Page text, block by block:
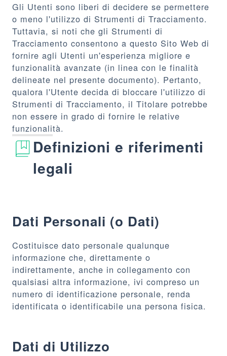
Gli Utenti sono liberi di decidere se permettere
o meno l'utilizzo di Strumenti di Tracciamento.
Tuttavia, si noti che gli Strumenti di
Tracciamento consentono a questo Sito Web di
fornire agli Utenti un'esperienza migliore e
funzionalità avanzate (in linea con le finalità
delineate nel presente documento). Pertanto,
qualora l'Utente decida di bloccare l'utilizzo di
Strumenti di Tracciamento, il Titolare potrebbe
non essere in grado di fornire le relative
funzionalità.
Definizioni e riferimenti
legali
Dati Personali (o Dati)
Costituisce dato personale qualunque
informazione che, direttamente o
indirettamente, anche in collegamento con
qualsiasi altra informazione, ivi compreso un
numero di identificazione personale, renda
identificata o identificabile una persona fisica.
Dati di Utilizzo